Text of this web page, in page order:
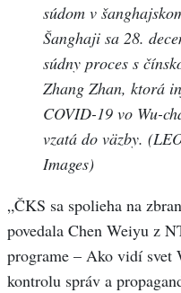
súdom v
Šanghaji sa 28.
súdny proces s
Zhang Zhan, ktorá
COVID-19 vo Wu-
vzatá do väzby.
Images)
„ČKS sa spolieha na
povedala Chen Weiyu z
programe – Ako vidí svet
kontrolu správ a